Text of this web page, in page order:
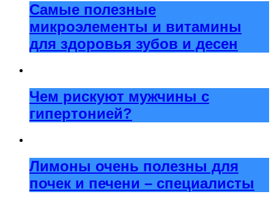
Самые полезные
микроэлементы и витамины
для здоровья зубов и десен
Чем рискуют мужчины с
гипертонией?
Лимоны очень полезны для
почек и печени – специалисты